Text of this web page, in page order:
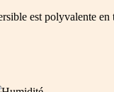
est polyvalente